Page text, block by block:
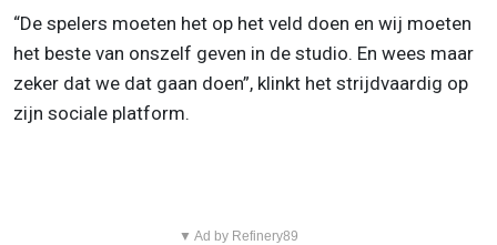
“De spelers moeten het op het veld doen en wij moeten
het beste van onszelf geven in de studio. En wees maar
zeker dat we dat gaan doen”, klinkt het strijdvaardig op
zijn sociale platform.
▼ Ad by Refinery89